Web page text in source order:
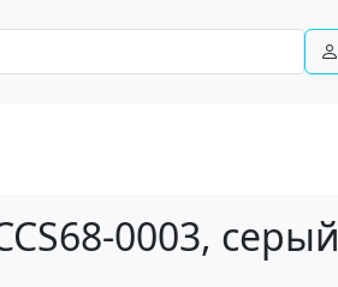
0003, серый